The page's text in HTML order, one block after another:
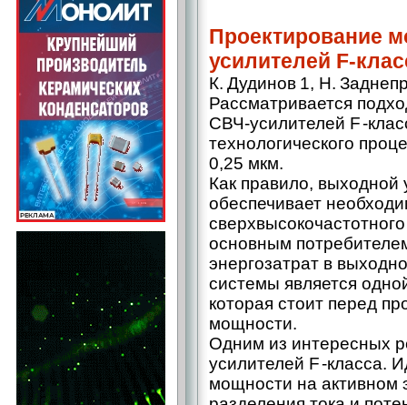
Проектирование
усилителей F-
К. Дудинов 1, Н.
Рассматривается
СВЧ-усилителей F -
технологического
0,25 мкм.
Как правило, выходной
обеспечивает
основным
энергозатрат в
системы является
которая стоит перед
мощности.
Одним из интересных
усилителей F -класса.
мощности на активном